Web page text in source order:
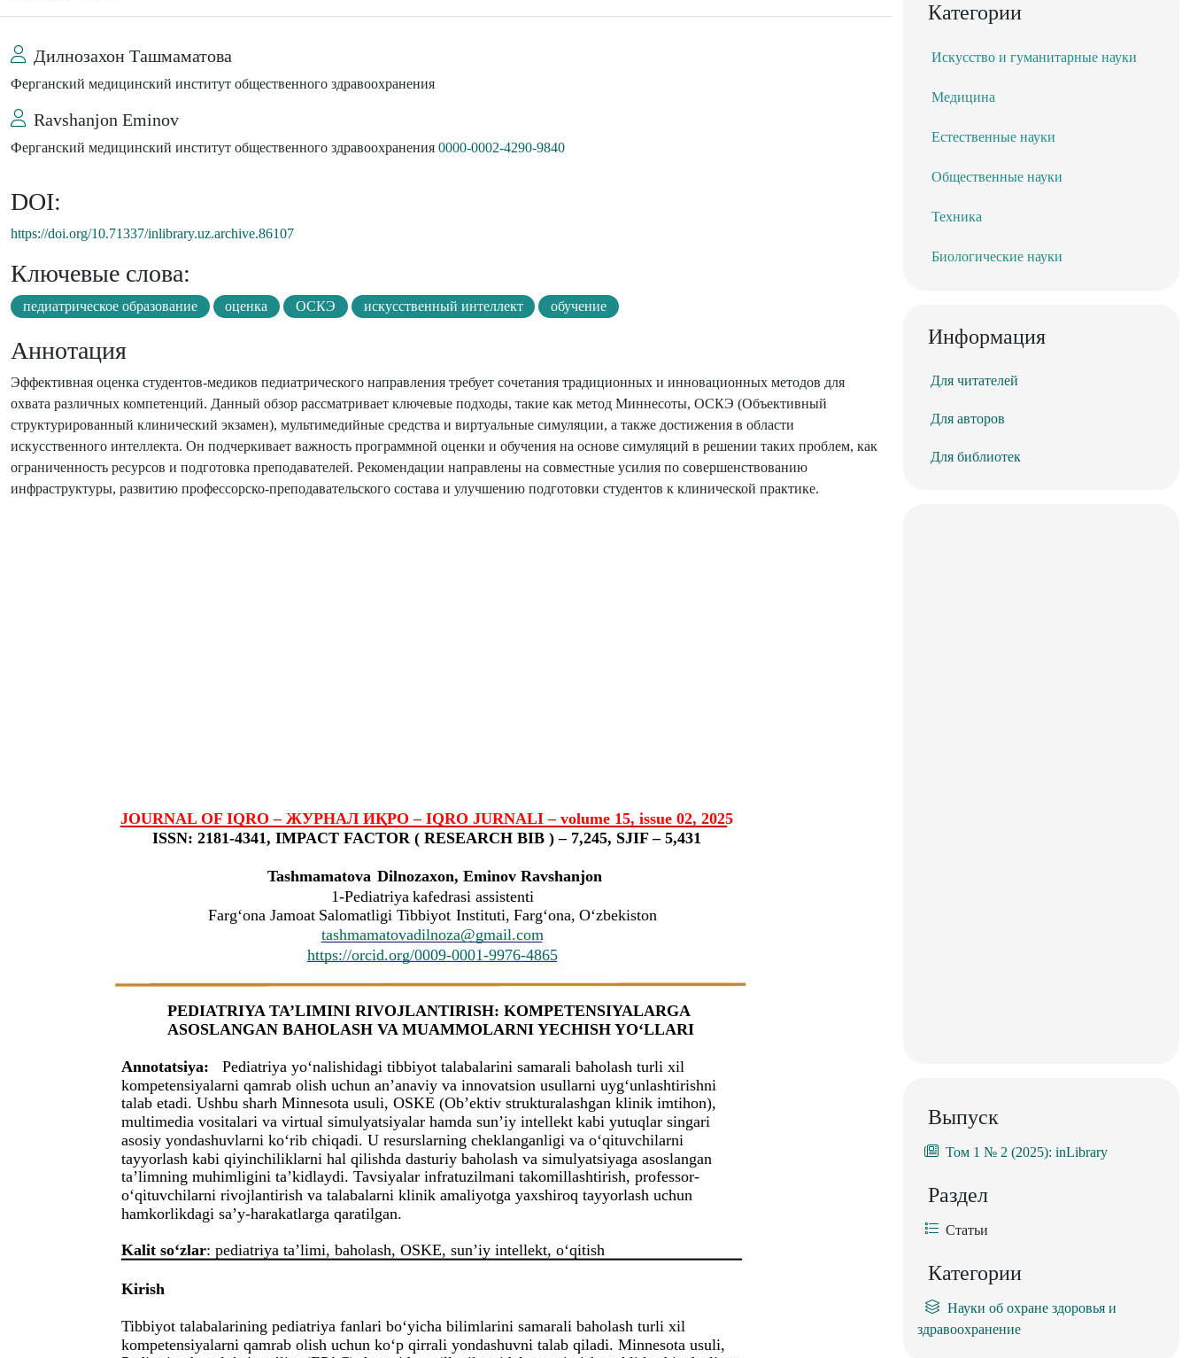
Дилнозахон Ташмаматова
Ферганский медицинский институт общественного здравоохранения
Ravshanjon Eminov
Ферганский медицинский институт общественного здравоохранения 0000-0002-4290-9840
DOI:
https://doi.org/10.71337/inlibrary.uz.archive.86107
Ключевые слова:
педиатрическое образование оценка ОСКЭ искусственный интеллект обучение
Аннотация
Эффективная оценка студентов-медиков педиатрического направления требует сочетания традиционных и инновационных методов для
охвата различных компетенций. Данный обзор рассматривает ключевые подходы, такие как метод Миннесоты, ОСКЭ (Объективный
структурированный клинический экзамен), мультимедийные средства и виртуальные симуляции, а также достижения в области
искусственного интеллекта. Он подчеркивает важность программной оценки и обучения на основе симуляций в решении таких проблем, как
ограниченность ресурсов и подготовка преподавателей. Рекомендации направлены на совместные усилия по совершенствованию
инфраструктуры, развитию профессорско-преподавательского состава и улучшению подготовки студентов к клинической практике.
JOURNAL OF IQRO – ЖУРНАЛ ИҚРО – IQRO JURNALI – volume 15, issue 02, 2025
ISSN: 2181-4341, IMPACT FACTOR ( RESEARCH BIB ) – 7,245, SJIF – 5,431
Tashmamatova Dilnozaxon, Eminov Ravshanjon
1-Pediatriya kafedrasi assistenti
Farg‘ona Jamoat Salomatligi Tibbiyot Instituti, Farg‘ona, O‘zbekiston
tashmamatovadilnoza@gmail.com
https://orcid.org/0009-0001-9976-4865
PEDIATRIYA TA’LIMINI RIVOJLANTIRISH: KOMPETENSIYALARGA
ASOSLANGAN BAHOLASH VA MUAMMOLARNI YECHISH YO‘LLARI
Annotatsiya:
Pediatriya yo‘nalishidagi tibbiyot talabalarini samarali baholash turli xil
kompetensiyalarni qamrab olish uchun an’anaviy va innovatsion usullarni uyg‘unlashtirishni
talab etadi. Ushbu sharh Minnesota usuli, OSKE (Ob’ektiv strukturalashgan klinik imtihon),
multimedia vositalari va virtual simulyatsiyalar hamda sun’iy intellekt kabi yutuqlar singari
asosiy yondashuvlarni ko‘rib chiqadi. U resurslarning cheklanganligi va o‘qituvchilarni
tayyorlash kabi qiyinchiliklarni hal qilishda dasturiy baholash va simulyatsiyaga asoslangan
ta’limning muhimligini ta’kidlaydi. Tavsiyalar infratuzilmani takomillashtirish, professor-
o‘qituvchilarni rivojlantirish va talabalarni klinik amaliyotga yaxshiroq tayyorlash uchun
hamkorlikdagi sa’y-harakatlarga qaratilgan.
Kalit so‘zlar: pediatriya ta’limi, baholash, OSKE, sun’iy intellekt, o‘qitish
Kirish
Tibbiyot talabalarining pediatriya fanlari bo‘yicha bilimlarini samarali baholash turli xil
kompetensiyalarni qamrab olish uchun ko‘p qirrali yondashuvni talab qiladi. Minnesota usuli,
Категории
Искусство и гуманитарные науки
Медицина
Естественные науки
Общественные науки
Техника
Биологические науки
Информация
Для читателей
Для авторов
Для библиотек
Выпуск
Том 1 № 2 (2025): inLibrary
Раздел
Статьи
Категории
Науки об охране здоровья и
здравоохранение